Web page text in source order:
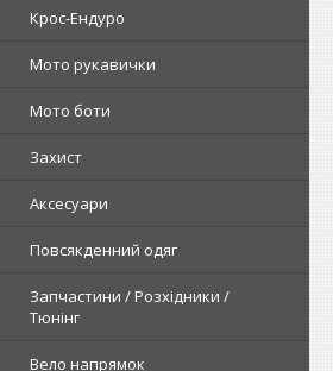
Крос-Ендуро
Мото рукавички
Мото боти
Захист
Аксесуари
Повсякденний одяг
Запчастини / Розхідники /
Тюнінг
Вело напрямок